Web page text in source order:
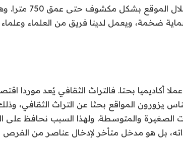
أعمال الحفر
ضخمة، ويعمل لدينا فريق من العلماء وعلماء
أكاديميا بحتا. فالتراث الثقافي يُعد موردا
يزورون المواقع بحثا عن التراث الثقافي،
الصغيرة والمتوسطة. ولهذا السبب نحافظ على
بل هو مدخل متأخر لإدخال عناصر من الفرص